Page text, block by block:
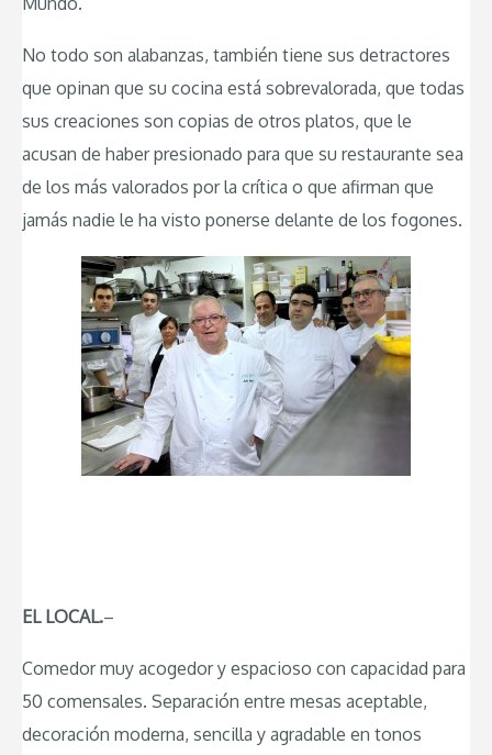
No todo son alabanzas, también tiene sus detractores
que opinan que su cocina está sobrevalorada, que todas
sus creaciones son copias de otros platos, que le
acusan de haber presionado para que su restaurante sea
de los más valorados por la crítica o que afirman que
jamás nadie le ha visto ponerse delante de los fogones.
EL LOCAL.–
Comedor muy acogedor y espacioso con capacidad para
50 comensales. Separación entre mesas aceptable,
decoración moderna, sencilla y agradable en tonos